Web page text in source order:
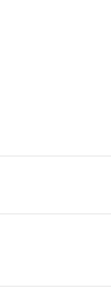
inúmeras
foi adiado por
H responde